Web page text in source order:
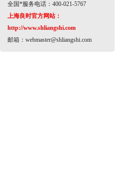
全国*服务电话：400-021-5767
上海良时官方网站：
http://www.shliangshi.com
邮箱： webmaster@shliangshi.com